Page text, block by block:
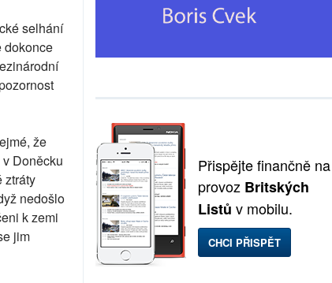
selhání
dokonce
že
Doněcku
ztráty
nedošlo
k zemi
jim
Přispějte finančně na
provoz Britských
Listů v mobilu.
CHCI PŘISPĚT